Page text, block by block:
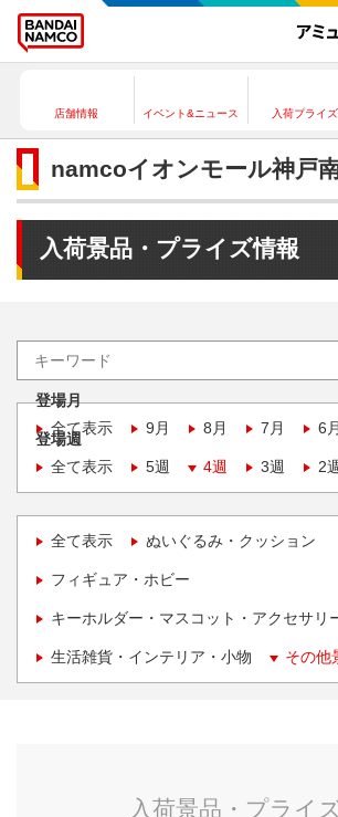
店舗情報 イベント&ニュース 入荷プライズ
namcoイオンモール神戸
入荷景品・プライズ情報
登場月
全て表示
9月 8月 7月 6月
登場週
全て表示
5週 4週 3週 2週
全て表示 ぬいぐるみ・クッション
フィギュア・ホビー
キーホルダー・マスコット・アクセサリ
生活雑貨・インテリア・小物 その他